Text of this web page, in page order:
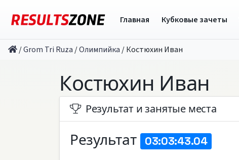
Главная Кубковые зачеты
/Grom Tri Ruza /Олимпийка /Костюхин Иван
Костюхин Иван
Результат и занятые места
Результат 03:03:43.04